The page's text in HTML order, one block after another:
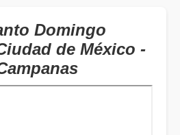
Domingo
de México -